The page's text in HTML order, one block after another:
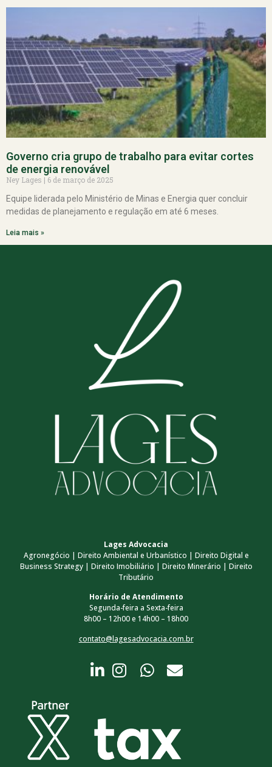
Governo cria grupo de trabalho para evitar cortes
de energia renovável
Ney Lages
6 de março de 2025
Equipe liderada pelo Ministério de Minas e Energia quer concluir
medidas de planejamento e regulação em até 6 meses.
Leia mais »
Lages Advocacia
Agronegócio | Direito Ambiental e Urbanístico | Direito Digital e
Business Strategy | Direito Imobiliário | Direito Minerário | Direito
Tributário
Horário de Atendimento
Segunda-feira a Sexta-feira
8h00 – 12h00 e 14h00 – 18h00
contato@lagesadvocacia.com.br